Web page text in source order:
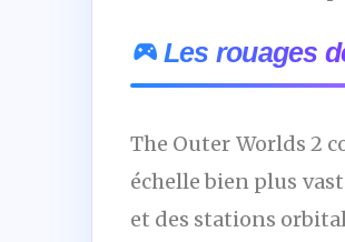
Les rouages
The Outer Worlds 2
échelle bien plus
et des stations